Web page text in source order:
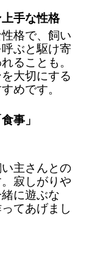
手な性格
格で、飼い
ぶと駆け寄
ることも。
大切にする
めです。
事」
主さんとの
寂しがりや
に遊ぶな
てあげまし